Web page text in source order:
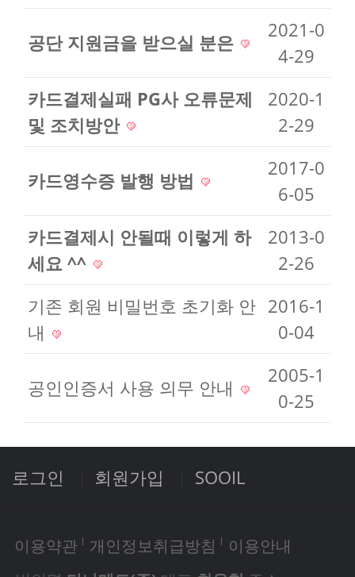
공단 지원금을 받으실 분은
2021-0
4-29
카드결제실패 PG사 오류문제
및 조치방안
2020-1
2-29
카드영수증 발행 방법
2017-0
6-05
카드결제시 안될때 이렇게 하
세요 ^^
2013-0
2-26
기존 회원 비밀번호 초기화 안
내
2016-1
0-04
공인인증서 사용 의무 안내
2005-1
0-25
로그인 회원가입 SOOIL
이용약관 개인정보취급방침
이용안내